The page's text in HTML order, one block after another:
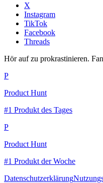
X
Instagram
TikTok
Facebook
Threads
Hör auf zu prokrastinieren.
P
Product Hunt
#1 Produkt des Tages
P
Product Hunt
#1 Produkt der Woche
Datenschutzerklärung